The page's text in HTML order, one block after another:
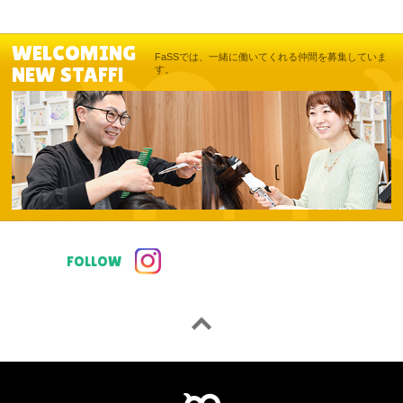
WELCOMING
NEW STAFF!
FaSSでは、一緒に働いてくれる仲間を募集していま
す。
FOLLOW